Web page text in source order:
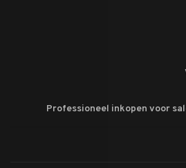
Professioneel inkopen voor